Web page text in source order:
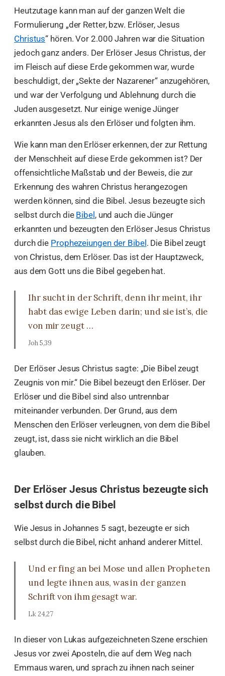
Heutzutage kann man auf der ganzen Welt die
Formulierung „der Retter, bzw. Erlöser, Jesus
Christus“ hören. Vor 2.000 Jahren war die Situation
jedoch ganz anders. Der Erlöser Jesus Christus, der
im Fleisch auf diese Erde gekommen war, wurde
beschuldigt, der „Sekte der Nazarener“ anzugehören,
und war der Verfolgung und Ablehnung durch die
Juden ausgesetzt. Nur einige wenige Jünger
erkannten Jesus als den Erlöser und folgten ihm.
Wie kann man den Erlöser erkennen, der zur Rettung
der Menschheit auf diese Erde gekommen ist? Der
offensichtliche Maßstab und der Beweis, die zur
Erkennung des wahren Christus herangezogen
werden können, sind die Bibel. Jesus bezeugte sich
selbst durch die Bibel , und auch die Jünger
erkannten und bezeugten den Erlöser Jesus Christus
durch die Prophezeiungen der Bibel . Die Bibel zeugt
von Christus, dem Erlöser. Das ist der Hauptzweck,
aus dem Gott uns die Bibel gegeben hat.
Ihr sucht in der Schrift, denn ihr meint, ihr
habt das ewige Leben darin; und sie ist’s, die
von mir zeugt …
Joh 5,39
Der Erlöser Jesus Christus sagte: „Die Bibel zeugt
Zeugnis von mir.“ Die Bibel bezeugt den Erlöser. Der
Erlöser und die Bibel sind also untrennbar
miteinander verbunden. Der Grund, aus dem
Menschen den Erlöser verleugnen, von dem die Bibel
zeugt, ist, dass sie nicht wirklich an die Bibel
glauben.
Der Erlöser Jesus Christus bezeugte sich
selbst durch die Bibel
Wie Jesus in Johannes 5 sagt, bezeugte er sich
selbst durch die Bibel, nicht anhand anderer Mittel.
Und er fing an bei Mose und allen Propheten
und legte ihnen aus, was in der ganzen
Schrift von ihm gesagt war.
Lk 24,27
In dieser von Lukas aufgezeichneten Szene erschien
Jesus vor zwei Aposteln, die auf dem Weg nach
Emmaus waren, und sprach zu ihnen nach seiner